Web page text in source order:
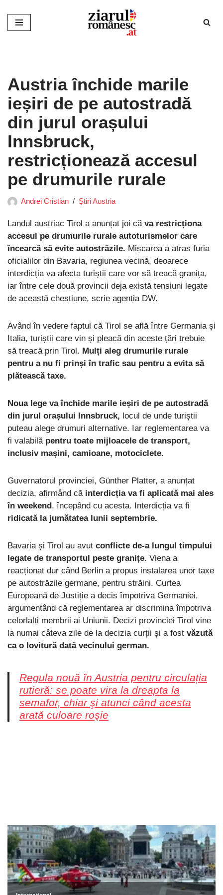
Sari
Austria închide marile
ieșiri de pe autostradă
din jurul orașului
Innsbruck,
restricționează accesul
pe drumurile rurale
Andrei Cristian Știri Austria
Landul austriac Tirol a anunțat joi că va restricționa
accesul pe drumurile rurale autoturismelor care
încearcă să evite autostrăzile. Mișcarea a atras furia
oficialilor din Bavaria, regiunea vecină, deoarece
interdicția va afecta turiștii care vor să treacă granița,
iar între cele două provincii deja există tensiuni legate
de această chestiune, scrie agenția DW.
Având în vedere faptul că Tirol se află între Germania și
Italia, turiștii care vin și pleacă din aceste țări trebuie
să treacă prin Tirol. Mulți aleg drumurile rurale
pentru a nu fi prinși în trafic sau pentru a evita să
plătească taxe.
Noua lege va închide marile ieșiri de pe autostradă
din jurul orașului Innsbruck, locul de unde turiștii
puteau alege drumuri alternative. Iar reglementarea va
fi valabilă pentru toate mijloacele de transport,
inclusiv mașini, camioane, motociclete.
Guvernatorul provinciei, Günther Platter, a anunțat
decizia, afirmând căinterdicția va fi aplicată mai ales
în weekend, începând cu acesta. Interdicția va fi
ridicată la jumătatea lunii septembrie.
Bavaria și Tirol au avut conflicte de-a lungul timpului
legate de transportul peste granițe. Viena a
reacționat dur când Berlin a propus instalarea unor taxe
pe autostrăzile germane, pentru străini. Curtea
Europeană de Justiție a decis împotriva Germaniei,
argumentând că reglementarea ar discrimina împotriva
celorlalți membrii ai Uniunii. Decizi provinciei Tirol vine
la numai câteva zile de la decizia curții și a fost văzută
ca o lovitură dată vecinului german.
Regula nouă în Austria pentru circulația
rutieră: se poate vira la dreapta la
semafor, chiar şi atunci când acesta
arată culoare roşie